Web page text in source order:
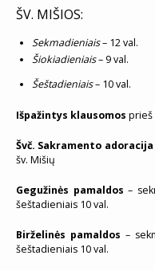
ŠV. MIŠIOS:
Sekmadieniais– 12 val.
Šiokiadieniais– 9 val.
Šeštadieniais– 10 val.
Išpažintys klausomos prieš
Švč. Sakramento adoracija
šv. Mišių
Gegužinės pamaldos –
šeštadieniais 10 val.
Birželinės pamaldos –
šeštadieniais 10 val.